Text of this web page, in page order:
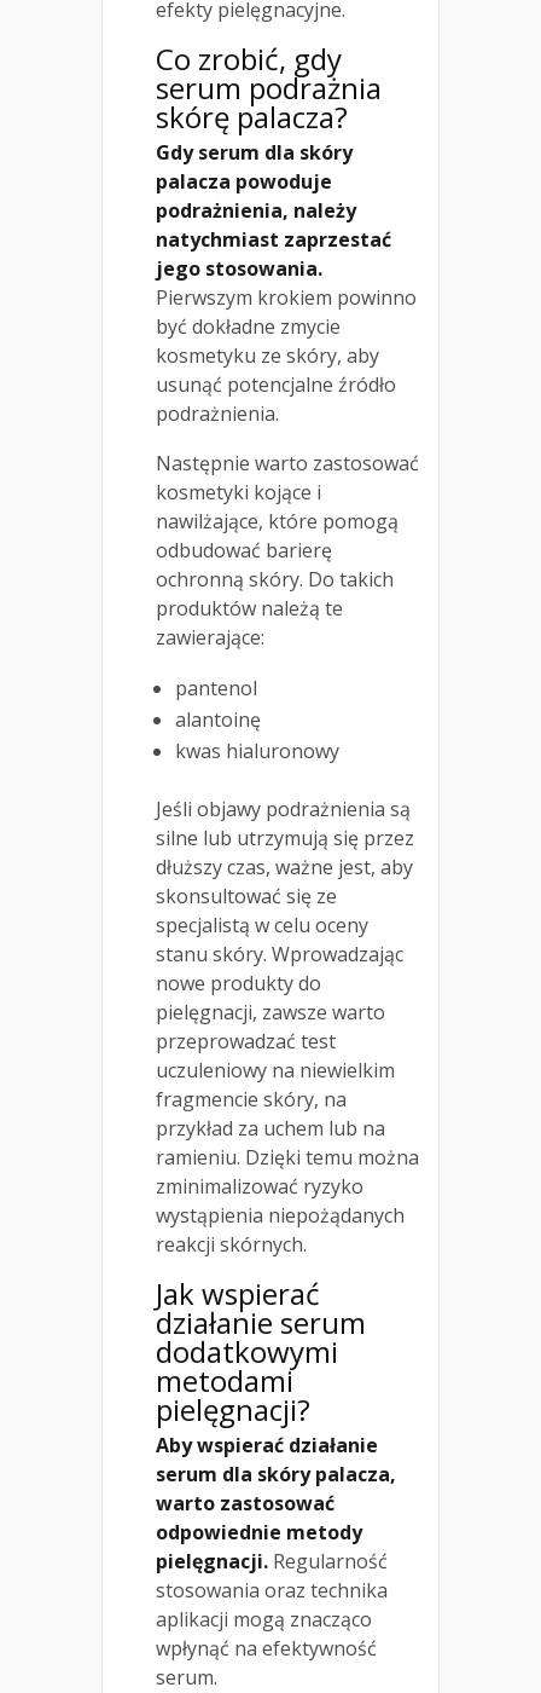
efekty pielęgnacyjne.
Co zrobić, gdy
serum podrażnia
skórę palacza?
Gdy serum dla skóry
palacza powoduje
podrażnienia, należy
natychmiast zaprzestać
jego stosowania.
Pierwszym krokiem powinno
być dokładne zmycie
kosmetyku ze skóry, aby
usunąć potencjalne źródło
podrażnienia.
Następnie warto zastosować
kosmetyki kojące i
nawilżające, które pomogą
odbudować barierę
ochronną skóry. Do takich
produktów należą te
zawierające:
pantenol
alantoinę
kwas hialuronowy
Jeśli objawy podrażnienia są
silne lub utrzymują się przez
dłuższy czas, ważne jest, aby
skonsultować się ze
specjalistą w celu oceny
stanu skóry. Wprowadzając
nowe produkty do
pielęgnacji, zawsze warto
przeprowadzać test
uczuleniowy na niewielkim
fragmencie skóry, na
przykład za uchem lub na
ramieniu. Dzięki temu można
zminimalizować ryzyko
wystąpienia niepożądanych
reakcji skórnych.
Jak wspierać
działanie serum
dodatkowymi
metodami
pielęgnacji?
Aby wspierać działanie
serum dla skóry palacza,
warto zastosować
odpowiednie metody
pielęgnacji. Regularność
stosowania oraz technika
aplikacji mogą znacząco
wpłynąć na efektywność
serum.